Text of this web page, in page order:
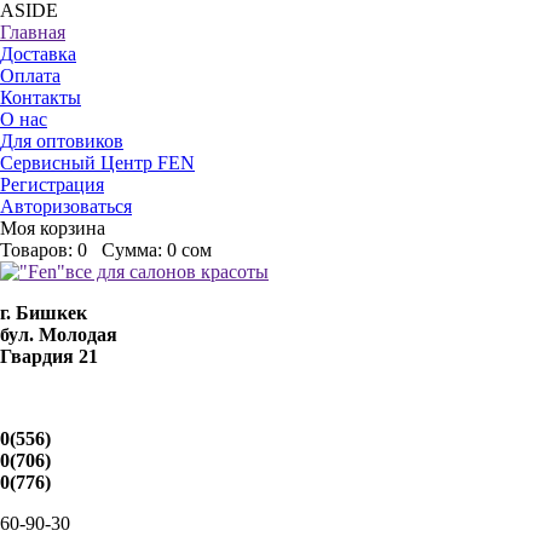
ASIDE
Главная
Доставка
Оплата
Контакты
О нас
Для оптовиков
Сервисный Центр FEN
Регистрация
Авторизоваться
Моя корзина
Товаров: 0 Сумма: 0 сом
г. Бишкек
бул. Молодая
Гвардия 21
0(556)
0(706)
0(776)
60-90-30